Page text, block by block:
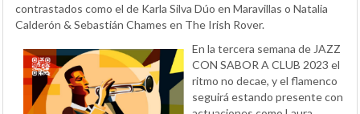
contrastados como el de Karla Silva Dúo en Maravillas o Natalia
Calderón & Sebastián Chames en The Irish Rover.
En la tercera semana de JAZZ
CON SABOR A CLUB 2023 el
ritmo no decae, y el flamenco
seguirá estando presente con